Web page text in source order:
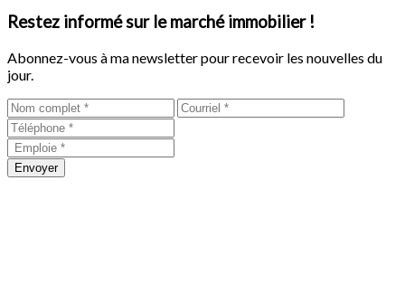
Restez informé sur le marché immobilier !
Abonnez-vous à ma newsletter pour recevoir les nouvelles du
jour.
Envoyer